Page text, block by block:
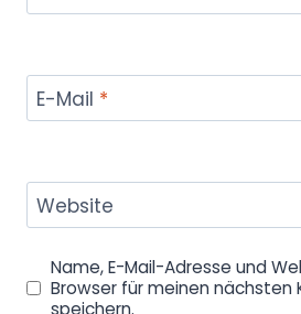
E-Mail *
Website
Name, E-Mail-Adresse und
Browser für meinen nächsten
speichern.